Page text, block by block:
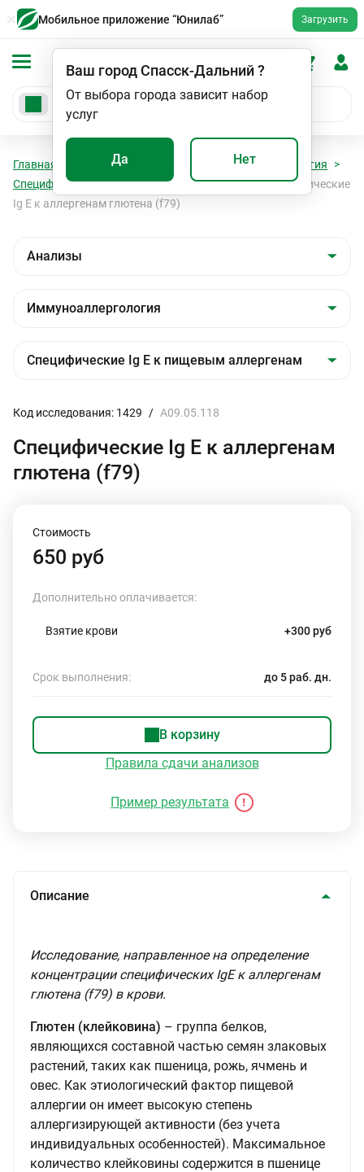
Мобильное приложение “Юнилаб” Загрузить
Ваш городСпасск-Дальний?
От выбора города зависит набор
услуг
Да Нет
Главная Анализы
Иммуноаллергология
Специфические Ig E к пищевым аллергенам
Специфические
Ig E к аллергенам глютена (f79)
Код исследования: 1429 / A09.05.118
Специфические Ig E к аллергенам
глютена (f79)
Стоимость
650 руб
Дополнительно оплачивается:
Взятие крови +300 руб
Срок выполнения: до 5 раб. дн.
В корзину
Правила сдачи анализов
Пример результата
Описание
Исследование, направленное на определение
концентрации специфических IgE к аллергенам
глютена (f79) в крови.
Глютен (клейковина) – группа белков,
являющихся составной частью семян злаковых
растений, таких как пшеница, рожь, ячмень и
овес. Как этиологический фактор пищевой
аллергии он имеет высокую степень
аллергизирующей активности (без учета
индивидуальных особенностей). Максимальное
количество клейковины содержится в пшенице